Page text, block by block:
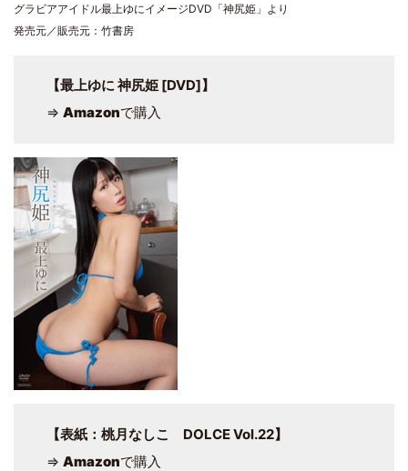
グラビアアイドル最上ゆにイメージDVD「神尻姫」より
発売元／販売元：竹書房
【最上ゆに 神尻姫 [DVD]】
⇒ Amazonで購入
【表紙：桃月なしこ DOLCE Vol.22】
⇒ Amazonで購入